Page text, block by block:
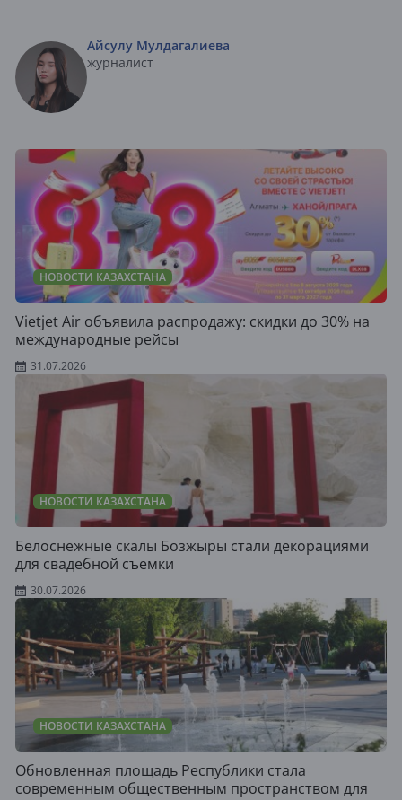
Айсулу Мулдагалиева
журналист
НОВОСТИ КАЗАХСТАНА
Vietjet Air объявила распродажу: скидки до 30% на
международные рейсы
31.07.2026
НОВОСТИ КАЗАХСТАНА
Белоснежные скалы Бозжыры стали декорациями
для свадебной съемки
30.07.2026
НОВОСТИ КАЗАХСТАНА
Обновленная площадь Республики стала
современным общественным пространством для